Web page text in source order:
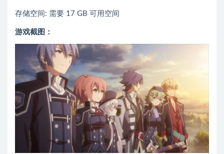
存储空间: 需要 17 GB 可用空间
游戏截图：